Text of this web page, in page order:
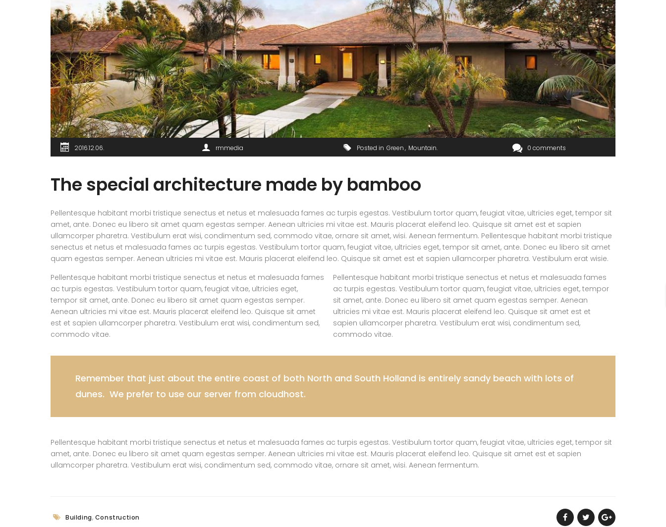
2016.12.06. rmmedia Posted in Green Mountain 0 comments
The special architecture made by bamboo
Pellentesque habitant morbi tristique senectus et netus et malesuada fames ac turpis egestas. Vestibulum tortor quam, feugiat vitae, ultricies eget, tempor sit
amet, ante. Donec eu libero sit amet quam egestas semper. Aenean ultricies mi vitae est. Mauris placerat eleifend leo. Quisque sit amet est et sapien
ullamcorper pharetra. Vestibulum erat wisi, condimentum sed, commodo vitae, ornare sit amet, wisi. Aenean fermentum. Pellentesque habitant morbi tristique
senectus et netus et malesuada fames ac turpis egestas. Vestibulum tortor quam, feugiat vitae, ultricies eget, tempor sit amet, ante. Donec eu libero sit amet
quam egestas semper. Aenean ultricies mi vitae est. Mauris placerat eleifend leo. Quisque sit amet est et sapien ullamcorper pharetra. Vestibulum erat wisie.
Pellentesque habitant morbi tristique senectus et netus et malesuada fames
ac turpis egestas. Vestibulum tortor quam, feugiat vitae, ultricies eget,
tempor sit amet, ante. Donec eu libero sit amet quam egestas semper.
Aenean ultricies mi vitae est. Mauris placerat eleifend leo. Quisque sit amet
est et sapien ullamcorper pharetra. Vestibulum erat wisi, condimentum sed,
commodo vitae.
Pellentesque habitant morbi tristique senectus et netus et malesuada fames
ac turpis egestas. Vestibulum tortor quam, feugiat vitae, ultricies eget, tempor
sit amet, ante. Donec eu libero sit amet quam egestas semper. Aenean
ultricies mi vitae est. Mauris placerat eleifend leo. Quisque sit amet est et
sapien ullamcorper pharetra. Vestibulum erat wisi, condimentum sed,
commodo vitae.
Remember that just about the entire coast of both North and South Holland is entirely sandy beach with lots of
dunes. We prefer to use our server from cloudhost.
Pellentesque habitant morbi tristique senectus et netus et malesuada fames ac turpis egestas. Vestibulum tortor quam, feugiat vitae, ultricies eget, tempor sit
amet, ante. Donec eu libero sit amet quam egestas semper. Aenean ultricies mi vitae est. Mauris placerat eleifend leo. Quisque sit amet est et sapien
ullamcorper pharetra. Vestibulum erat wisi, condimentum sed, commodo vitae, ornare sit amet, wisi. Aenean fermentum.
Building, Construction